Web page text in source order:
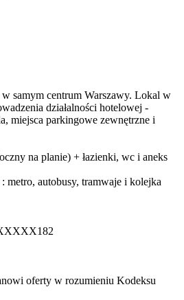
samym centrum Warszawy. Lokal w
działalności hotelowej -
miejsca parkingowe zewnętrzne i
na planie) + łazienki, wc i aneks
metro, autobusy, tramwaje i kolejka
oferty w rozumieniu Kodeksu